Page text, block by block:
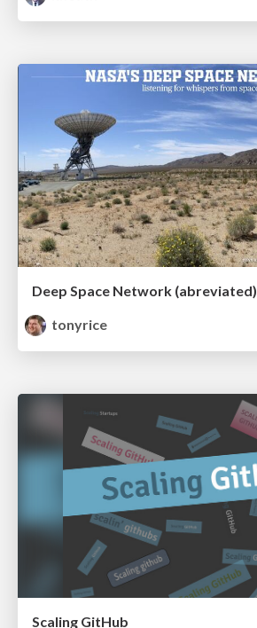
Deep Space Network (abreviated)
tonyrice
Scaling GitHub